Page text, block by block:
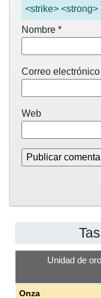
<strike> <strong>
Nombre *
Correo electrónico
Web
Unidad de oro
Onza